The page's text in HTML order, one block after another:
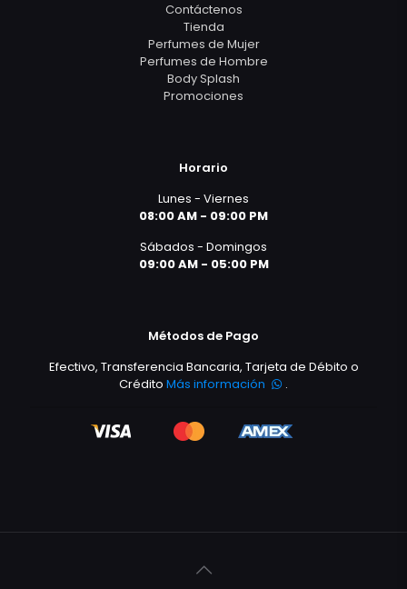
Contáctenos
Tienda
Perfumes de Mujer
Perfumes de Hombre
Body Splash
Promociones
Horario
Lunes - Viernes
08:00 AM - 09:00 PM
Sábados - Domingos
09:00 AM - 05:00 PM
Métodos de Pago
Efectivo, Transferencia Bancaria, Tarjeta de Débito o
CréditoMás información .